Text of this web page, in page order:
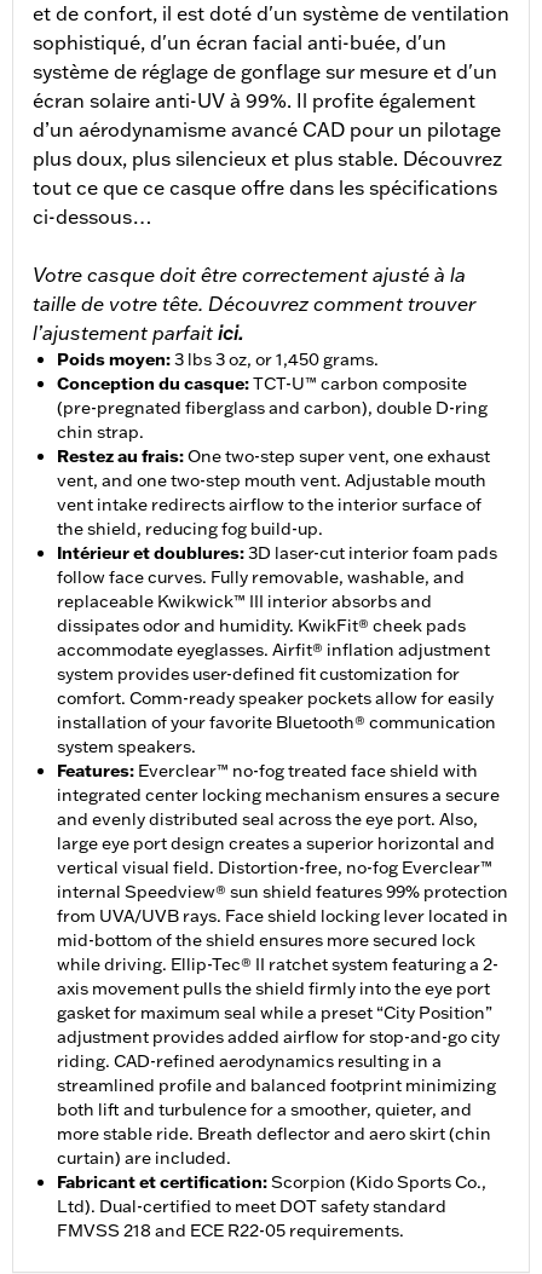
et de confort, il est doté d'un système de ventilation
sophistiqué, d'un écran facial anti-buée, d'un
système de réglage de gonflage sur mesure et d'un
écran solaire anti-UV à 99%. Il profite également
d’un aérodynamisme avancé CAD pour un pilotage
plus doux, plus silencieux et plus stable. Découvrez
tout ce que ce casque offre dans les spécifications
ci-dessous…
Votre casque doit être correctement ajusté à la
taille de votre tête. Découvrez comment trouver
l’ajustement parfait ici.
Poids moyen:3 lbs 3 oz, or 1,450 grams.
Conception du casque:TCT-U™ carbon composite
(pre-pregnated fiberglass and carbon), double D-ring
chin strap.
Restez au frais:One two-step super vent, one exhaust
vent, and one two-step mouth vent. Adjustable mouth
vent intake redirects airflow to the interior surface of
the shield, reducing fog build-up.
Intérieur et doublures:3D laser-cut interior foam pads
follow face curves. Fully removable, washable, and
replaceable Kwikwick™ III interior absorbs and
dissipates odor and humidity. KwikFit® cheek pads
accommodate eyeglasses. Airfit® inflation adjustment
system provides user-defined fit customization for
comfort. Comm-ready speaker pockets allow for easily
installation of your favorite Bluetooth® communication
system speakers.
Features: Everclear™ no-fog treated face shield with
integrated center locking mechanism ensures a secure
and evenly distributed seal across the eye port. Also,
large eye port design creates a superior horizontal and
vertical visual field. Distortion-free, no-fog Everclear™
internal Speedview® sun shield features 99% protection
from UVA/UVB rays. Face shield locking lever located in
mid-bottom of the shield ensures more secured lock
while driving. Ellip-Tec® II ratchet system featuring a 2-
axis movement pulls the shield firmly into the eye port
gasket for maximum seal while a preset “City Position”
adjustment provides added airflow for stop-and-go city
riding. CAD-refined aerodynamics resulting in a
streamlined profile and balanced footprint minimizing
both lift and turbulence for a smoother, quieter, and
more stable ride. Breath deflector and aero skirt (chin
curtain) are included.
Fabricant et certification:Scorpion (Kido Sports Co.,
Ltd). Dual-certified to meet DOT safety standard
FMVSS 218 and ECE R22-05 requirements.